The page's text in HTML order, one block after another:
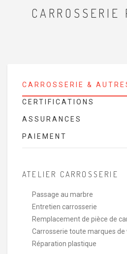
CARROSSERIE
CARROSSERIE &
CERTIFICATIONS
ASSURANCES
PAIEMENT
ATELIER CARROSSERIE
Passage au marbre
Entretien carrosserie
Remplacement de pièce de
Carrosserie toute marques de
Réparation plastique